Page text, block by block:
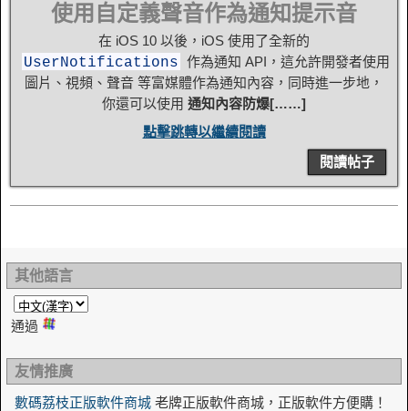
使用自定義聲音作為通知提示音
在 iOS 10 以後，iOS 使用了全新的
UserNotifications 作為通知 API，這允許開發者使用
圖片、視頻、聲音 等富媒體作為通知內容，同時進一步地，
你還可以使用 通知內容防爆[……]
點擊跳轉以繼續閱讀
閱讀帖子
其他語言
通過
友情推廣
數碼荔枝正版軟件商城 老牌正版軟件商城，正版軟件方便購！